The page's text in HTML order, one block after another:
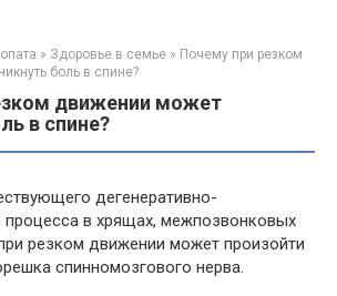
» Здоровье в семье » Почему при резком
боль в спине?
движении может
в спине?
дегенеративно-
процесса в хрящах, межпозвонковых
резком движении может произойти
спинномозгового нерва.